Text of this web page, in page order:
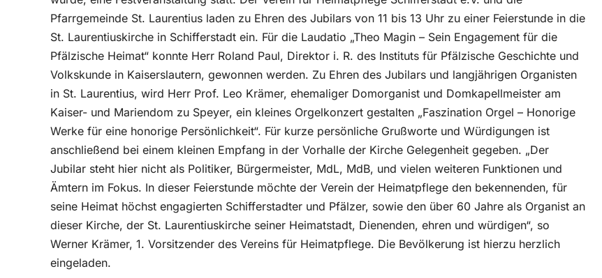
Pfarrgemeinde St. Laurentius laden zu Ehren des Jubilars von 11 bis 13 Uhr zu einer Feierstunde in die
St. Laurentiuskirche in Schifferstadt ein. Für die Laudatio „Theo Magin – Sein Engagement für die
Pfälzische Heimat“ konnte Herr Roland Paul, Direktor i. R. des Instituts für Pfälzische Geschichte und
Volkskunde in Kaiserslautern, gewonnen werden. Zu Ehren des Jubilars und langjährigen Organisten
in St. Laurentius, wird Herr Prof. Leo Krämer, ehemaliger Domorganist und Domkapellmeister am
Kaiser- und Mariendom zu Speyer, ein kleines Orgelkonzert gestalten „Faszination Orgel – Honorige
Werke für eine honorige Persönlichkeit“. Für kurze persönliche Grußworte und Würdigungen ist
anschließend bei einem kleinen Empfang in der Vorhalle der Kirche Gelegenheit gegeben. „Der
Jubilar steht hier nicht als Politiker, Bürgermeister, MdL, MdB, und vielen weiteren Funktionen und
Ämtern im Fokus. In dieser Feierstunde möchte der Verein der Heimatpflege den bekennenden, für
seine Heimat höchst engagierten Schifferstadter und Pfälzer, sowie den über 60 Jahre als Organist an
dieser Kirche, der St. Laurentiuskirche seiner Heimatstadt, Dienenden, ehren und würdigen“, so
Werner Krämer, 1. Vorsitzender des Vereins für Heimatpflege. Die Bevölkerung ist hierzu herzlich
eingeladen.